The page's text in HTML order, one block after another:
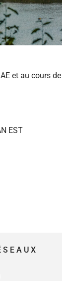
et au cours de
EST